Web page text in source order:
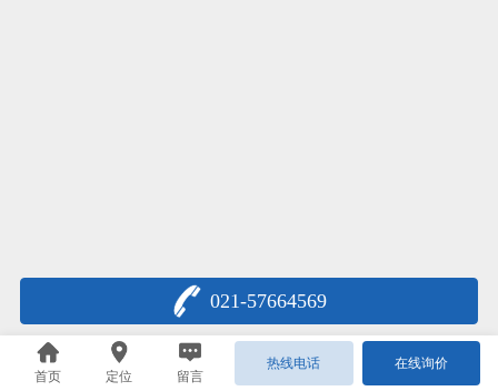
021-57664569
首页 定位 留言
热线电话 在线询价